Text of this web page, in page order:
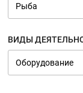
ВИДЫ